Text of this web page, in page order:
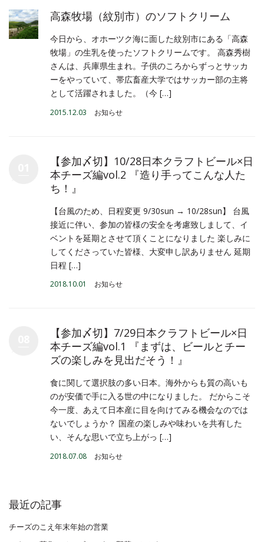
高森牧場（紋別市）のソフトクリーム
今日から、オホーツク海に面した紋別市にある「高森
牧場」の生乳を使ったソフトクリームです。 高森秀樹
さんは、兵庫県生まれ。子供のころからずっとサッカ
ーをやっていて、帯広畜産大学ではサッカー部の主将
として活躍されました。（今 […]
2015.12.03 お知らせ
【参加〆切】10/28日本クラフトビール×日
本チーズ編vol.2 『造り手ってこんな人た
ち！』
【台風のため、日程変更 9/30sun → 10/28sun】 台風
接近に伴い、参加の皆様の安全を考慮致しまして、イ
ベントを延期とさせて頂くことになりました 楽しみに
してくださっていた皆様、大変申し訳ありません 延期
日程 […]
2018.10.01 お知らせ
【参加〆切】7/29日本クラフトビール×日
本チーズ編vol.1 『まずは、ビールとチー
ズの楽しみを見出だそう！』
食に関して選択肢の多い日本。海外からも質の高いも
のが安価で手に入る世の中になりました。 だからこそ
今一度、あえて日本産に目を向けてみる機会なのでは
ないでしょうか？ 国産の楽しみや味わいを共有した
い、そんな思いで立ち上がっ […]
2018.07.08 お知らせ
最近の記事
チーズのこえ年末年始の営業